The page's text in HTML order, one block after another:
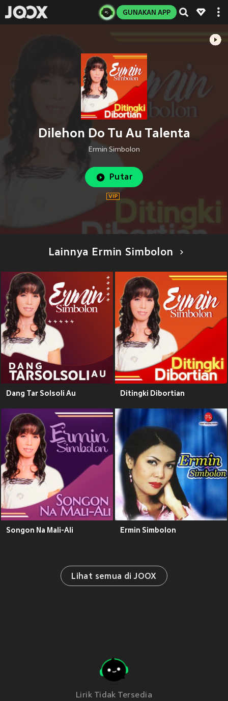
GUNAKAN APP
Dilehon Do Tu Au Talenta
Ermin Simbolon
Putar
Lainnya Ermin Simbolon
Dang Tar Solsoli Au Ditingki Dibortian
Songon Na Mali-Ali Ermin Simbolon
Lihat semua di JOOX
Lirik Tidak Tersedia